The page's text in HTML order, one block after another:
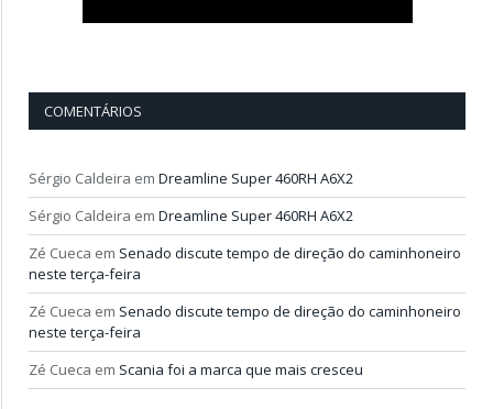
COMENTÁRIOS
Sérgio Caldeira em Dreamline Super 460RH A6X2
Sérgio Caldeira em Dreamline Super 460RH A6X2
Zé Cueca em Senado discute tempo de direção do caminhoneiro
neste terça-feira
Zé Cueca em Senado discute tempo de direção do caminhoneiro
neste terça-feira
Zé Cueca em Scania foi a marca que mais cresceu